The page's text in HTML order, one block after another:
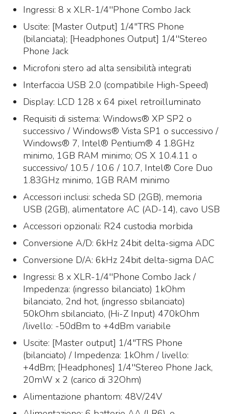
Ingressi: 8 x XLR-1/4''Phone Combo Jack
Uscite: [Master Output] 1/4"TRS Phone
(bilanciata); [Headphones Output] 1/4''Stereo
Phone Jack
Microfoni stero ad alta sensibilità integrati
Interfaccia USB 2.0 (compatibile High-Speed)
Display: LCD 128 x 64 pixel retroilluminato
Requisiti di sistema: Windows® XP SP2 o
successivo / Windows® Vista SP1 o successivo /
Windows® 7, Intel® Pentium® 4 1.8GHz
minimo, 1GB RAM minimo; OS X 10.4.11 o
successivo/ 10.5 / 10.6 / 10.7, Intel® Core Duo
1.83GHz minimo, 1GB RAM minimo
Accessori inclusi: scheda SD (2GB), memoria
USB (2GB), alimentatore AC (AD-14), cavo USB
Accessori opzionali: R24 custodia morbida
Conversione A/D: 6kHz 24bit delta-sigma ADC
Conversione D/A: 6kHz 24bit delta-sigma DAC
Ingressi: 8 x XLR-1/4''Phone Combo Jack /
Impedenza: (ingresso bilanciato) 1kOhm
bilanciato, 2nd hot, (ingresso sbilanciato)
50kOhm sbilanciato, (Hi-Z Input) 470kOhm
/livello: -50dBm to +4dBm variabile
Uscite: [Master output] 1/4"TRS Phone
(bilanciato) / Impedenza: 1kOhm / livello:
+4dBm; [Headphones] 1/4''Stereo Phone Jack,
20mW x 2 (carico di 32Ohm)
Alimentazione phantom: 48V/24V